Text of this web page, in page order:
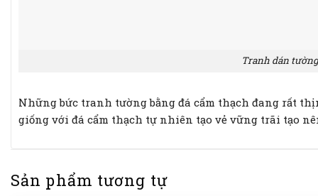
Tranh dán
Những bức tranh tường bằng đá cẩm thạch đang rất
giống với đá cẩm thạch tự nhiên tạo vẻ vững trãi tạo
Sản phẩm tương tự